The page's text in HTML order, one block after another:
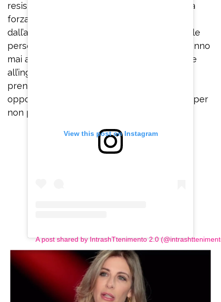
resisto? La rabbia si è tramutata in forza e la
forza viene alimentata quotidianamente
dall’amore dei miei familiari, dei miei figli, delle
persone che mi sono vicine e che non mi hanno
mai abbandonato. Così riesco a sopravvivere
all’ingiustizia quotidiana. Non bisogna farsi
prendere dal contesto ma trovare tutte le
opportunità possibili che il contesto ci offre per
non pensare”.
View this post on Instagram
A post shared by IntrashTtenimento 2.0